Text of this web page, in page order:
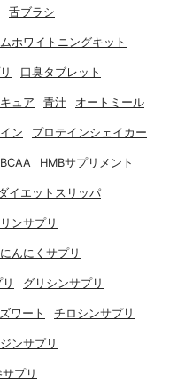
舌ブラシ
ホワイトニングキット
口臭タブレット
ュア 青汁 オートミール
ン プロテインシェイカー
BCAA HMBサプリメント
イエットスリッパ
ンサプリ
にんにくサプリ
グリシンサプリ
ワート チロシンサプリ
ンサプリ
プリ